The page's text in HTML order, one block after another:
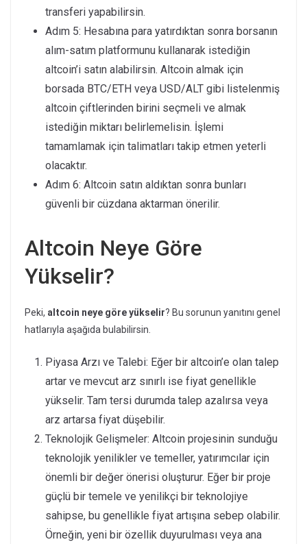
transferi yapabilirsin.
Adım 5: Hesabına para yatırdıktan sonra borsanın
alım-satım platformunu kullanarak istediğin
altcoin’i satın alabilirsin. Altcoin almak için
borsada BTC/ETH veya USD/ALT gibi listelenmiş
altcoin çiftlerinden birini seçmeli ve almak
istediğin miktarı belirlemelisin. İşlemi
tamamlamak için talimatları takip etmen yeterli
olacaktır.
Adım 6: Altcoin satın aldıktan sonra bunları
güvenli bir cüzdana aktarman önerilir.
Altcoin Neye Göre
Yükselir?
Peki, altcoin neye göre yükselir? Bu sorunun yanıtını genel
hatlarıyla aşağıda bulabilirsin.
Piyasa Arzı ve Talebi: Eğer bir altcoin’e olan talep
artar ve mevcut arz sınırlı ise fiyat genellikle
yükselir. Tam tersi durumda talep azalırsa veya
arz artarsa fiyat düşebilir.
Teknolojik Gelişmeler: Altcoin projesinin sunduğu
teknolojik yenilikler ve temeller, yatırımcılar için
önemli bir değer önerisi oluşturur. Eğer bir proje
güçlü bir temele ve yenilikçi bir teknolojiye
sahipse, bu genellikle fiyat artışına sebep olabilir.
Örneğin, yeni bir özellik duyurulması veya ana